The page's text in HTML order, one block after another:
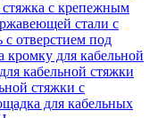
стяжка с крепежным
стали с
отверстием под
кромку для кабельной
кабельной стяжки
стяжки с
для кабельных